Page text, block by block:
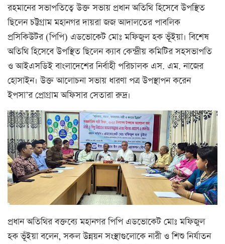
রহমানের সভাপতিত্বে উক্ত সভায় প্রধান অতিথি হিসেবে উপস্থিত
ছিলেন চট্টগ্রাম মহানগর দায়রা জজ আদালতের পাবলিক
প্রসিকিউটর (পিপি) এডভোকেট মোঃ মফিজুল হক ভূঁইয়া। বিশেষ
অতিথি হিসেবে উপস্থিত ছিলেন ক্যাব কেন্দ্রীয় কমিটির সহসভাপতি
ও আইএসডিই বাংলাদেশের নির্বাহী পরিচালক এস. এম. নাজের
হোসাইন। উক্ত আলোচনা সভায় ধারণা পত্র উপস্থাপন করেন
ইপসা’র প্রোগ্রাম অফিসার সেতারা রুদ্র।
প্রধান অতিথির বক্তব্যে মহানগর পিপি এডভোকেট মোঃ মফিজুল
হক ভূঁইয়া বলেন, সকল উন্নয়ন সংস্থাগুলোকে নারী ও শিশু নির্যাতন